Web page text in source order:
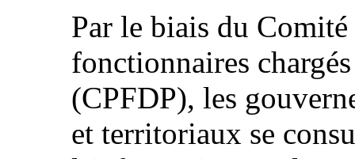
Par le biais du Comité
fonctionnaires
(CPFDP), les
et territoriaux se